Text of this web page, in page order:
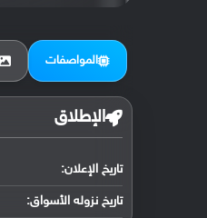
المواصفات
الإطلاق
تاريخ الإعلان:
تاريخ نزوله الأسواق: